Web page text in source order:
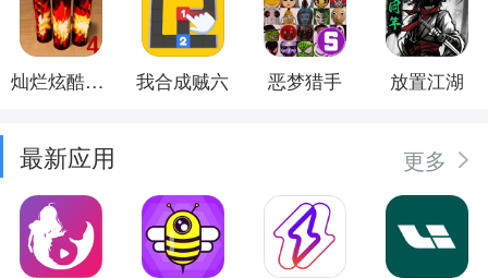
灿烂炫酷模拟器 我合成贼六 恶梦猎手 放置江湖
最新应用 更多